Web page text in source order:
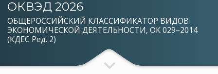
ОКВЭД 2026
ОБЩЕРОССИЙСКИЙ КЛАССИФИКАТОР ВИДОВ
ЭКОНОМИЧЕСКОЙ ДЕЯТЕЛЬНОСТИ, ОК 029–2014
(КДЕС Ред. 2)